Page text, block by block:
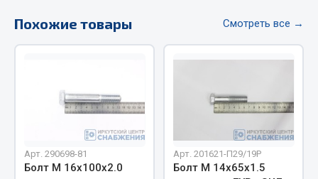
Измерительный инструмент
Крепежный инструмент
Слесарный инструмент
Похожие товары Смотреть все →
Арт. 290698-81
Болт М 16х100х2.0
Арт. 201621-П29/19Р
Болт М 14х65х1.5